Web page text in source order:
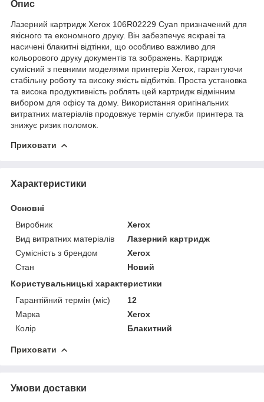
Опис
Лазерний картридж Xerox 106R02229 Cyan призначений для
якісного та економного друку. Він забезпечує яскраві та
насичені блакитні відтінки, що особливо важливо для
кольорового друку документів та зображень. Картридж
сумісний з певними моделями принтерів Xerox, гарантуючи
стабільну роботу та високу якість відбитків. Проста установка
та висока продуктивність роблять цей картридж відмінним
вибором для офісу та дому. Використання оригінальних
витратних матеріалів продовжує термін служби принтера та
знижує ризик поломок.
Приховати
Характеристики
Основні
Виробник
Xerox
Вид витратних матеріалів
Лазерний картридж
Сумісність з брендом
Xerox
Стан
Новий
Користувальницькі характеристики
Гарантійний термін (міс)
12
Марка
Xerox
Колір
Блакитний
Приховати
Умови доставки